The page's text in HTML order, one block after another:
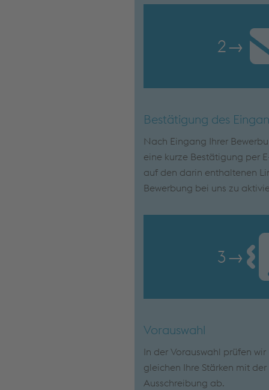
2→
Bestätigung des
Nach Eingang Ihrer
eine kurze Bestätigung per
auf den darin enthaltenen
Bewerbung bei uns zu
3→
Vorauswahl
In der Vorauswahl prüfen
gleichen Ihre Stärken mit
Ausschreibung ab.